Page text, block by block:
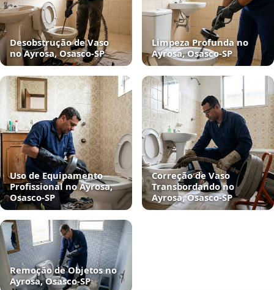
Desobstrução de Vaso
no Ayrosa, Osasco‑SP
Limpeza Profunda no
Ayrosa, Osasco‑SP
Uso de Equipamento
Profissional no Ayrosa,
Osasco‑SP
Correção de Vaso
Transbordando no
Ayrosa, Osasco‑SP
Remoção de Objetos no
Ayrosa, Osasco‑SP